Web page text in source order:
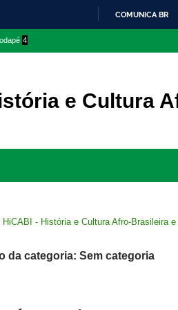
O
COMUNICA BR
4
e Cultura
HiCABI - História e Cultura Afro-Brasileira
da categoria: Sem categoria